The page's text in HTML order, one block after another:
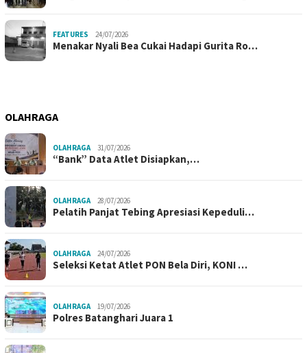
FEATURES 24/07/2026
Menakar Nyali Bea Cukai Hadapi Gurita Ro…
OLAHRAGA
OLAHRAGA 31/07/2026
“Bank” Data Atlet Disiapkan,…
OLAHRAGA 28/07/2026
Pelatih Panjat Tebing Apresiasi Kepeduli…
OLAHRAGA 24/07/2026
Seleksi Ketat Atlet PON Bela Diri, KONI …
OLAHRAGA 19/07/2026
Polres Batanghari Juara 1